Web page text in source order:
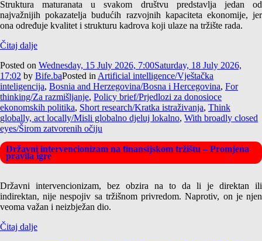
Struktura maturanata u svakom društvu predstavlja jedan od
najvažnijih pokazatelja budućih razvojnih kapaciteta ekonomije, jer
ona određuje kvalitet i strukturu kadrova koji ulaze na tržište rada.
Čitaj dalje
Posted on Wednesday, 15 July 2026, 7:00Saturday, 18 July 2026,
17:02 by Bife.baPosted in Artificial intelligence/Vještačka
inteligencija, Bosnia and Herzegovina/Bosna i Hercegovina, For
thinking/Za razmišljanje, Policy brief/Prjedlozi za donosioce
ekonomskih politika, Short research/Kratka istraživanja, Think
globally, act locally/Misli globalno djeluj lokalno, With broadly closed
eyes/Širom zatvorenih očiju
Državni intervencionizam na finansijskom tržištu – Promjena
pravila igre
Državni intervencionizam, bez obzira na to da li je direktan ili
indirektan, nije nespojiv sa tržišnom privredom. Naprotiv, on je njen
veoma važan i neizbježan dio.
Čitaj dalje